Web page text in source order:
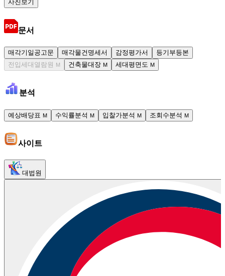
사진보기
문서
매각기일공고문 매각물건명세서 감정평가서
등기부등본
전입세대열람원
M 건축물대장 M 세대평면도 M
분석
예상배당표 M 수익률분석 M 입찰가분석 M 조회수분석 M
사이트
대법원